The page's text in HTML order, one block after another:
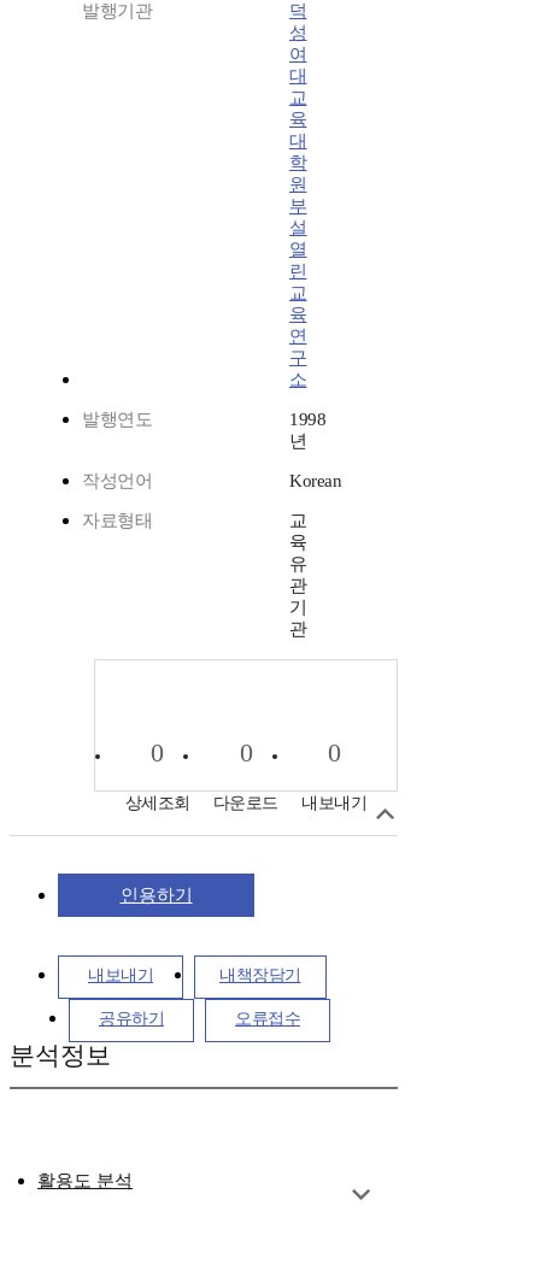
발행기관
덕
성
여
대
교
육
대
학
원
부
설
열
린
교
육
연
구
소
발행연도
1998
년
작성언어 Korean
자료형태
교
육
유
관
기
관
0
상세조회
0
다운로드
0
내보내기
인용하기
내보내기 내책장담기
공유하기 오류접수
분석정보
활용도 분석